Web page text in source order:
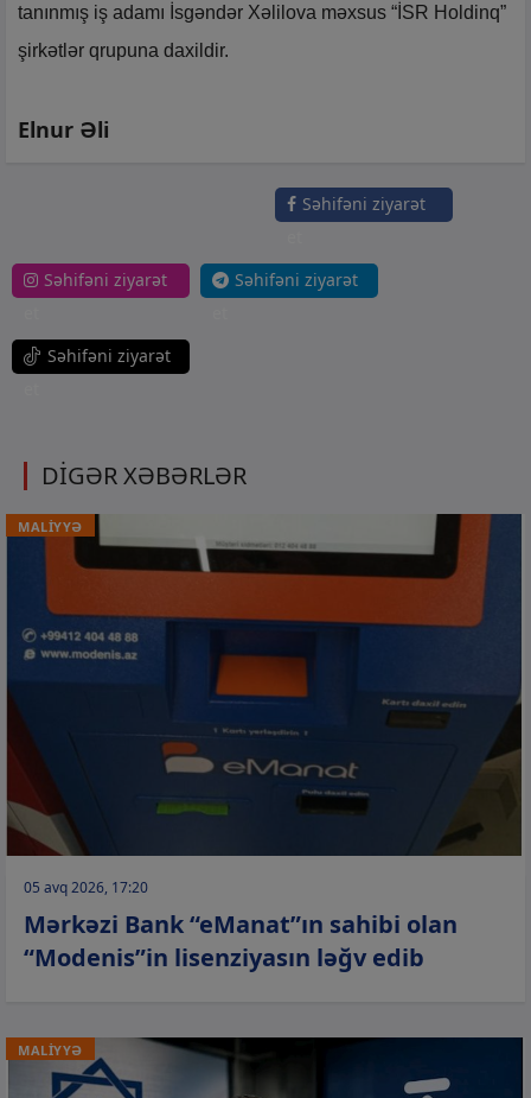
tanınmış iş adamı İsgəndər Xəlilova məxsus “İSR Holdinq”
şirkətlər qrupuna daxildir.
Elnur Əli
Səhifəni ziyarət
Səhifəni ziyarət
Səhifəni ziyarət
Səhifəni ziyarət
DİGƏR XƏBƏRLƏR
MALİYYƏ
05 avq 2026, 17:20
Mərkəzi Bank “eManat”ın sahibi olan
“Modenis”in lisenziyasın ləğv edib
MALİYYƏ